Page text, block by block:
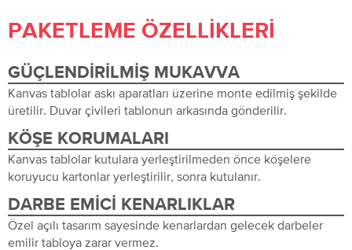
PAKETLEME ÖZELLIKLERI
GÜÇLENDIRILMIŞ MUKAVVA
Kanvas tablolar askı aparatları üzerine monte edilmiş şekilde
üretilir. Duvar çivileri tablonun arkasında gönderilir.
KÖŞE KORUMALARI
Kanvas tablolar kutulara yerleştirilmeden önce köşelere
koruyucu kartonlar yerleştirilir, sonra kutulanır.
DARBE EMICI KENARLIKLAR
Özel açılı tasarım sayesinde kenarlardan gelecek darbeler
emilir tabloya zarar vermez.